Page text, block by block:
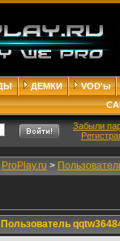
ДЕМКИ
VOD'ы
Забыли
ProPlay.ru >